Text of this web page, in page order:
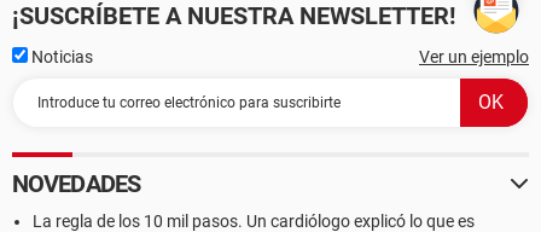
¡SUSCRÍBETE A NUESTRA NEWSLETTER!
Noticias Ver un ejemplo
NOVEDADES
La regla de los 10 mil pasos. Un cardiólogo explicó lo que es